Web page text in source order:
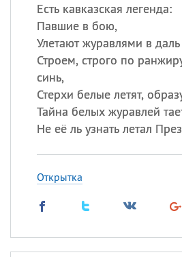
Есть кавказская легенда:
Павшие в бою,
Улетают журавлями в
Строем, строго по
синь,
Стерхи белые летят,
Тайна белых журавлей
Не её ль узнать летал
Открытка